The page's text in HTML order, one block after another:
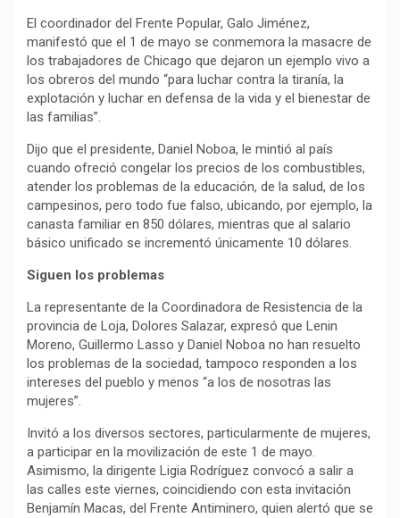
El coordinador del Frente Popular, Galo Jiménez,
manifestó que el 1 de mayo se conmemora la masacre de
los trabajadores de Chicago que dejaron un ejemplo vivo a
los obreros del mundo “para luchar contra la tiranía, la
explotación y luchar en defensa de la vida y el bienestar de
las familias”.
Dijo que el presidente, Daniel Noboa, le mintió al país
cuando ofreció congelar los precios de los combustibles,
atender los problemas de la educación, de la salud, de los
campesinos, pero todo fue falso, ubicando, por ejemplo, la
canasta familiar en 850 dólares, mientras que al salario
básico unificado se incrementó únicamente 10 dólares.
Siguen los problemas
La representante de la Coordinadora de Resistencia de la
provincia de Loja, Dolores Salazar, expresó que Lenin
Moreno, Guillermo Lasso y Daniel Noboa no han resuelto
los problemas de la sociedad, tampoco responden a los
intereses del pueblo y menos “a los de nosotras las
mujeres”.
Invitó a los diversos sectores, particularmente de mujeres,
a participar en la movilización de este 1 de mayo.
Asimismo, la dirigente Ligia Rodríguez convocó a salir a
las calles este viernes, coincidiendo con esta invitación
Benjamín Macas, del Frente Antiminero, quien alertó que se